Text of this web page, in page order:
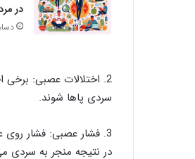
در
دسامبر
2. اختلالات عصبی:
سردی پاها شوند.
3. فشار عصبی: فشار
در نتیجه منجر به سردی